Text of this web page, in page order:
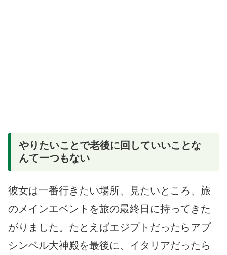
やりたいことで老後に回していいことな
んて一つもない
彼女は一番行きたい場所、見たいところ、旅
のメインエベントを旅の最終日に持ってきた
がりました。たとえばエジプトだったらアブ
シンベル大神殿を最後に、イタリアだったら